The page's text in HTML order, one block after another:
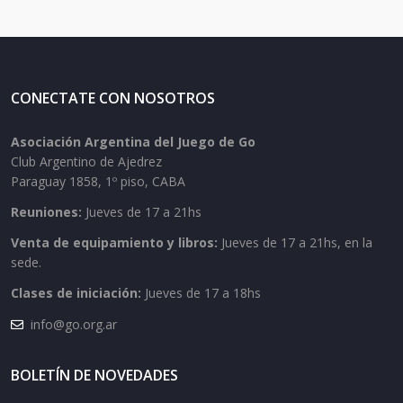
CONECTATE CON NOSOTROS
Asociación Argentina del Juego de Go
Club Argentino de Ajedrez
Paraguay 1858, 1º piso, CABA
Reuniones: Jueves de 17 a 21hs
Venta de equipamiento y libros: Jueves de 17 a 21hs, en la
sede.
Clases de iniciación: Jueves de 17 a 18hs
info@go.org.ar
BOLETÍN DE NOVEDADES